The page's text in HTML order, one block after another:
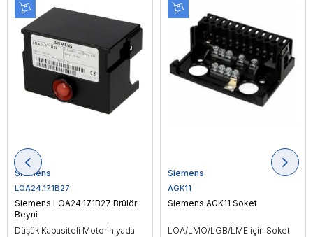
Siemens
LOA24.171B27
Siemens LOA24.171B27 Brülör
Beyni
Düşük Kapasiteli Motorin yada
Siemens
AGK11
Siemens AGK11 Soket
LOA/LMO/LGB/LME için Soket